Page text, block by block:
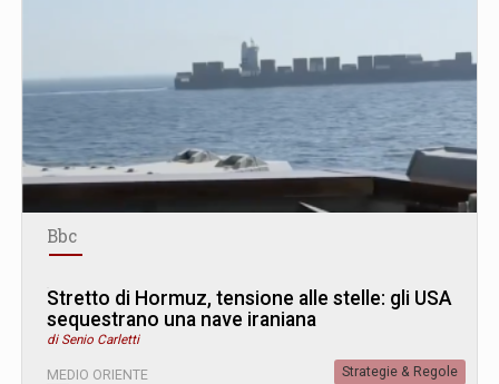
Bbc
Stretto di Hormuz, tensione alle stelle: gli USA
sequestrano una nave iraniana
di Senio Carletti
MEDIO ORIENTE Strategie & Regole